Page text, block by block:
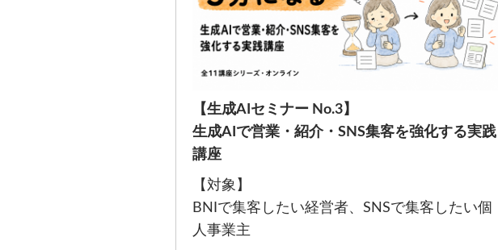
【生成AIセミナー No.3】
生成AIで営業・紹介・SNS集客を強化する実践
講座
【対象】
BNIで集客したい経営者、SNSで集客したい個
人事業主